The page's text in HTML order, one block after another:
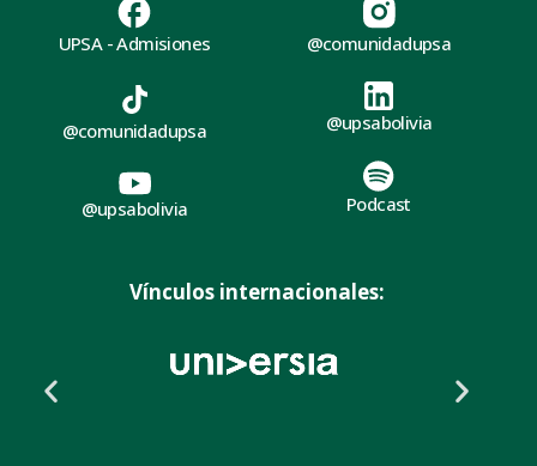
UPSA - Admisiones @comunidadupsa
@comunidadupsa
@upsabolivia
@upsabolivia
Podcast
Vínculos internacionales: